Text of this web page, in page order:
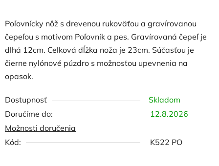
Poľovnícky nôž s drevenou rukoväťou a gravírovanou
čepeľou s motívom Poľovník a pes. Gravírovaná čepeľ je
dlhá 12cm. Celková dĺžka noža je 23cm. Súčasťou je
čierne nylónové púzdro s možnosťou upevnenia na
opasok.
Dostupnosť
Skladom
12.8.2026
Možnosti doručenia
Kód:
K522 PO